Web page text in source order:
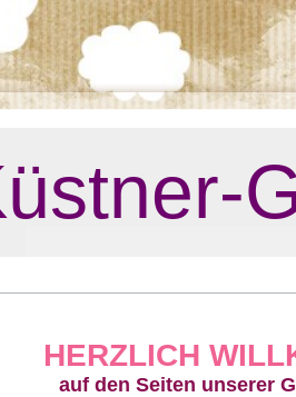
HERZLICH
auf den Seiten unserer